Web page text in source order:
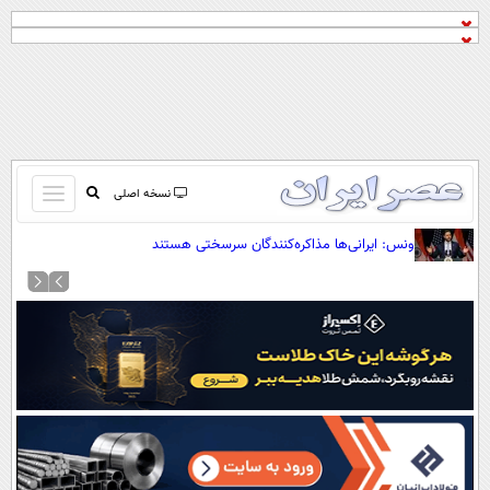
نسخه اصلی
باز
و
کردن
صفحه اول
آرشیو
نظرسنجی
آب و هوا
اوقات شرعی
سواد زندگی
ونس: ایرانی‌ها مذاکره‌کنندگان سرسختی هستند